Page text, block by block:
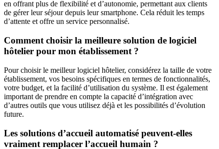
en offrant plus de flexibilité et d’autonomie, permettant aux clients
de gérer leur séjour depuis leur smartphone. Cela réduit les temps
d’attente et offre un service personnalisé.
Comment choisir la meilleure solution de logiciel
hôtelier pour mon établissement ?
Pour choisir le meilleur logiciel hôtelier, considérez la taille de votre
établissement, vos besoins spécifiques en termes de fonctionnalités,
votre budget, et la facilité d’utilisation du système. Il est également
important de prendre en compte la capacité d’intégration avec
d’autres outils que vous utilisez déjà et les possibilités d’évolution
future.
Les solutions d’accueil automatisé peuvent-elles
vraiment remplacer l’accueil humain ?